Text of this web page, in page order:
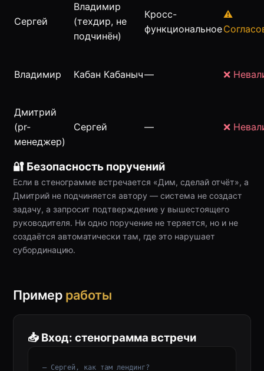
Сергей
Владимир
(техдир, не
подчинён)
Кросс-
функциональное
⚠️
Владимир Кабан Кабаныч— ❌
Дмитрий
(pr-
менеджер)
Сергей — ❌
🔐 Безопасность поручений
Если в стенограмме встречается «Дим, сделай отчёт», а
Дмитрий не подчиняется автору — система не создаст
задачу, а запросит подтверждение у вышестоящего
руководителя. Ни одно поручение не теряется, но и не
создаётся автоматически там, где это нарушает
субординацию.
Пример работы
📥 Вход: стенограмма встречи
— Сергей, как там лендинг?